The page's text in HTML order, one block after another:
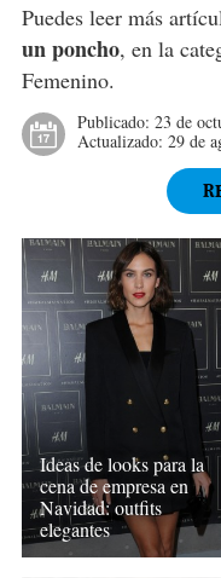
Puedes leer más
un poncho, en la
Femenino.
Publicado: 23 de
Actualizado: 29 de
Ideas de looks para la
cena de empresa en
Navidad: outfits
elegantes